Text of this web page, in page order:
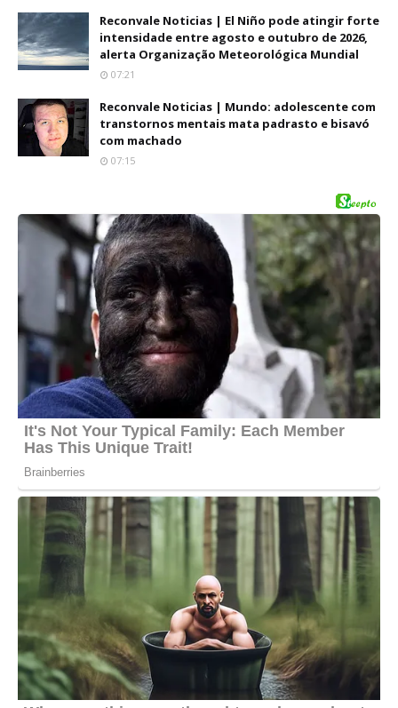
Reconvale Noticias | El Niño pode atingir forte
intensidade entre agosto e outubro de 2026,
alerta Organização Meteorológica Mundial
07:21
Reconvale Noticias | Mundo: adolescente com
transtornos mentais mata padrasto e bisavó
com machado
07:15